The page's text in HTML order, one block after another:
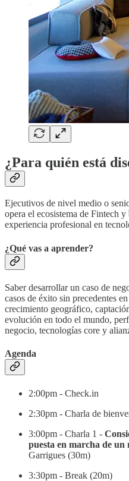
¿Para quién está
Ejecutivos de nivel medio o
opera el ecosistema de Fintech
experiencia profesional en
¿Qué vas a aprender?
Saber desarrollar un caso de
casos de éxito sin precedentes
crecimiento geográfico,
evolución en todo el mundo,
negocio, tecnologías core y
Agenda
2:00pm - Check.in
2:30pm - Charla de
3:00pm - Charla 1 -
puesta en marcha de un
Garrigues (30m)
3:30pm - Break (20m)